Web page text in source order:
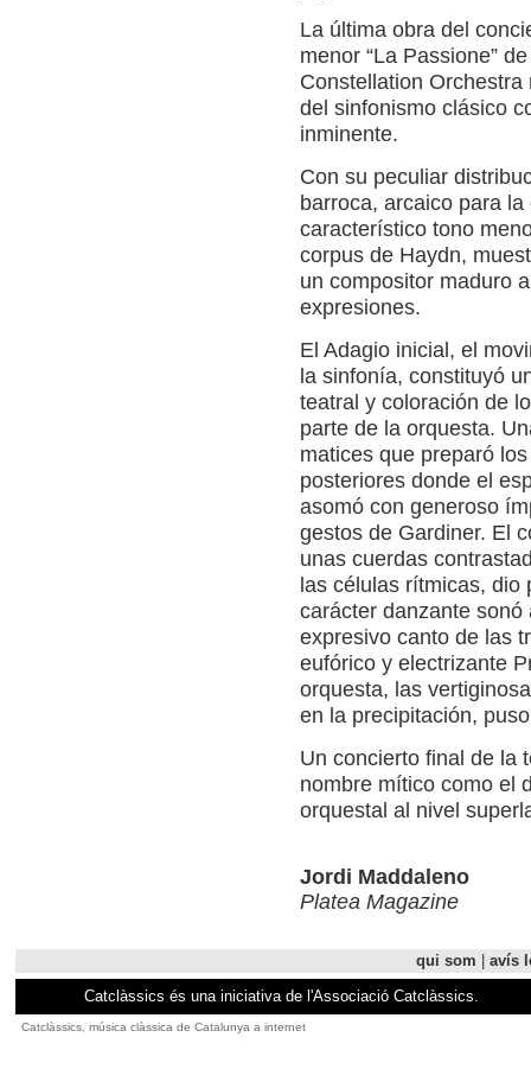
La última obra del
menor “La Passione”
Constellation
del sinfonismo clásico
inminente.
Con su peculiar
barroca, arcaico para
característico tono
corpus de Haydn,
un compositor maduro
expresiones.
El Adagio inicial, el
la sinfonía, constituyó
teatral y coloración de
parte de la orquesta.
matices que preparó
posteriores donde el
asomó con generoso
gestos de Gardiner. El
unas cuerdas
las células rítmicas, dio
carácter danzante
expresivo canto de las
eufórico y electrizante
orquesta, las
en la precipitación,
Un concierto final de la
nombre mítico como el
orquestal al nivel
Jordi Maddaleno
Platea Magazine
qui som
avís
Catclàssics és una iniciativa de l'Associació Catclàssics.
Catclàssics, música clàssica de Catalunya a internet